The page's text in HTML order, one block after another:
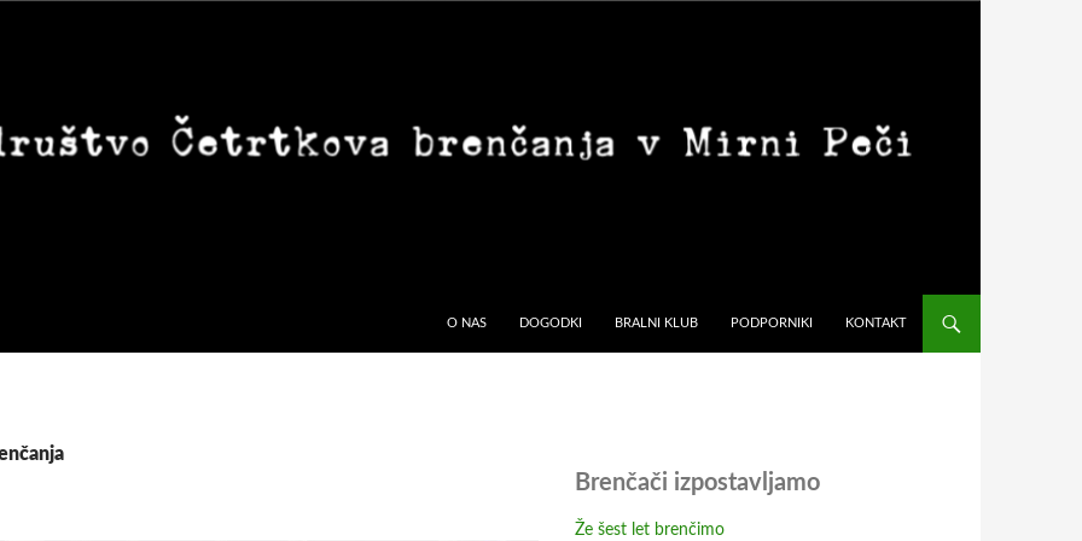
O NAS DOGODKI BRALNI KLUB PODPORNIKI KONTAKT
Brenčači izpostavljamo
Že šest let brenčimo